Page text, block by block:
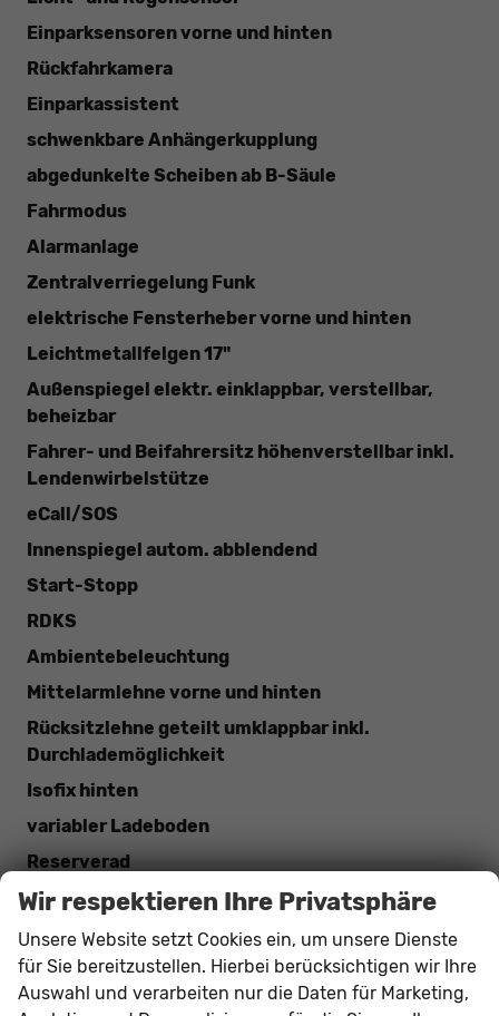
Einparksensoren vorne und hinten
Rückfahrkamera
Einparkassistent
schwenkbare Anhängerkupplung
abgedunkelte Scheiben ab B-Säule
Fahrmodus
Alarmanlage
Zentralverriegelung Funk
elektrische Fensterheber vorne und hinten
Leichtmetallfelgen 17"
Außenspiegel elektr. einklappbar, verstellbar,
beheizbar
Fahrer- und Beifahrersitz höhenverstellbar inkl.
Lendenwirbelstütze
eCall/SOS
Innenspiegel autom. abblendend
Start-Stopp
RDKS
Ambientebeleuchtung
Mittelarmlehne vorne und hinten
Rücksitzlehne geteilt umklappbar inkl.
Durchlademöglichkeit
Isofix hinten
variabler Ladeboden
Reserverad
Dachreling Schwarz
Tagfahrlicht
Innen
Ambiente-Beleuchtung vorhanden
Wir respektieren Ihre Privatsphäre
Unsere Website setzt Cookies ein, um unsere Dienste
für Sie bereitzustellen. Hierbei berücksichtigen wir Ihre
Auswahl und verarbeiten nur die Daten für Marketing,